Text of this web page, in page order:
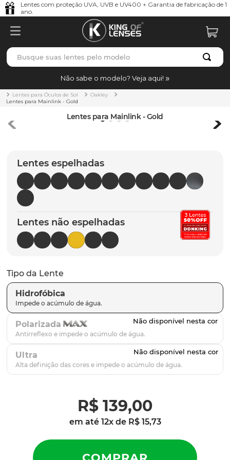
Lentes com proteção UVA, UVB e UV400 + Garantia de fabricação de 1
ano.
Busque suas lentes pelo modelo
Não sabe o modelo? Veja aqui!
Lentes para Óculos de Sol
Oakley
Lentes para Mainlink - Gold
Lentes para Mainlink - Gold
Lentes espelhadas
Lentes não espelhadas
Tipo da Lente
Hidrofóbica
Polarizada
Ultra
R$ 139,00
em até 12x de R$ 15,73
TERMOS MAIS BUSCADOS
1º borrachas
holbrook
3
5º chaves
6º t-shock
7º latch
8º gasket
9º parafusos